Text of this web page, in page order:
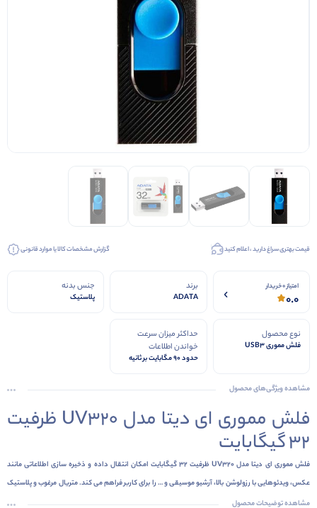
قیمت بهتری سراغ دارید ، اعلام کنید گزارش مشخصات کالا یا موارد قانونی
امتیاز 0 خریدار
0.0
برند
ADATA
جنس بدنه
پلاستیک
نوع محصول
فلش مموری USB3
حداکثر میزان سرعت
خواندن اطلاعات
حدود 90 مگابایت بر ثانیه
مشاهده ویژگی‌های محصول
فلش مموری ای دیتا مدل UV320 ظرفیت
۳۲ گیگابایت
فلش مموری ای دیتا مدل UV320 ظرفیت 32 گیگابایت امکان انتقال داده و ذخیره سازی اطلاعاتی مانند
عکس، ویدئوهایی با رزولوشن بالا، آرشیو موسیقی و … را برای کاربر فراهم می کند. متریال مرغوب و پلاستیک
ABS در ساخت این حافظه به کار رفته که از مقاومت بالایی برای حفاظت از دیتای داخلی و مهم کاربران در مدت
مشاهده توضیحات محصول